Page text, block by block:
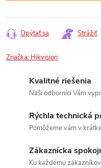
Opýtať sa Strážiť
Značka: Hikvision
Kvalitné riešenia
Naši odborníci Vám
Rýchla technická
Pomôžeme vám v
Zákaznícka
Ku každému